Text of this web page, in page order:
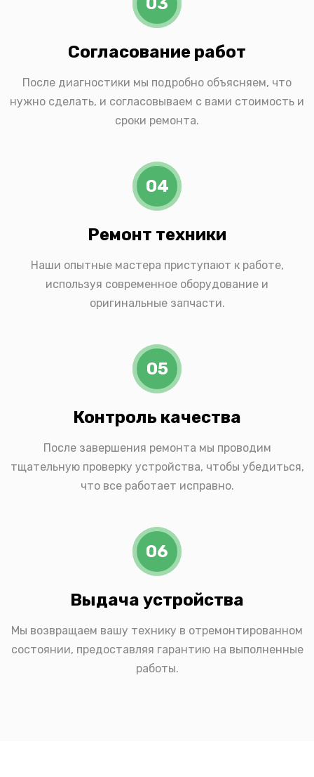
Согласование работ
После диагностики мы подробно объясняем, что
нужно сделать, и согласовываем с вами стоимость и
сроки ремонта.
04
Ремонт техники
Наши опытные мастера приступают к работе,
используя современное оборудование и
оригинальные запчасти.
05
Контроль качества
После завершения ремонта мы проводим
тщательную проверку устройства, чтобы убедиться,
что все работает исправно.
06
Выдача устройства
Мы возвращаем вашу технику в отремонтированном
состоянии, предоставляя гарантию на выполненные
работы.